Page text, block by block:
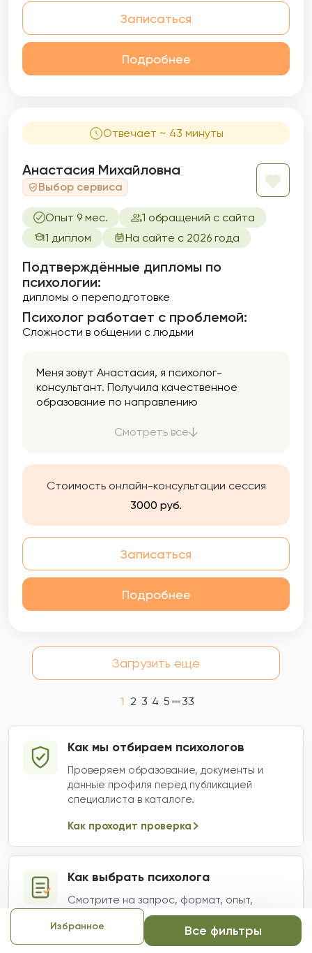
Избранное Все фильтры
Записаться
Подробнее
Отвечает ~ 43 минуты
Анастасия Михайловна
Выбор сервиса
Опыт 9 мес.
1 обращений с сайта
1 диплом
На сайте с 2026 года
Подтверждённые дипломы по
психологии:
дипломы о переподготовке
Психолог работает с проблемой:
Сложности в общении с людьми
Меня зовут Анастасия, я психолог-
консультант. Получила качественное
образование по направлению
настоящее время продолжаю
возникновения и развития психологических
Смотреть все
Стоимость онлайн-консультации сессия
3000 руб.
Записаться
Подробнее
Загрузить еще
1 2 3 4 5 33
Как мы отбираем психологов
Проверяем образование, документы и
данные профиля перед публикацией
специалиста в каталоге.
Как проходит проверка
Как выбрать психолога
Смотрите на запрос, формат, опыт,
специализацию и стоимость. Внутри -
подсказки для спокойного выбора.